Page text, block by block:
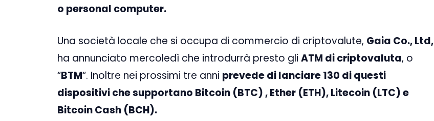
o personal computer.
Una società locale che si occupa di commercio di criptovalute, Gaia Co., Ltd,
ha annunciato mercoledì che introdurrà presto gli ATM di criptovaluta, o
“BTM“. Inoltre nei prossimi tre anni prevede di lanciare 130 di questi
dispositivi che supportano Bitcoin (BTC) , Ether (ETH), Litecoin (LTC) e
Bitcoin Cash (BCH).